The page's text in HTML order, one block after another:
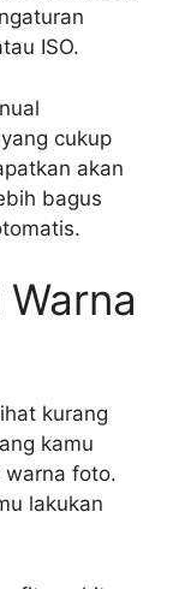
ISO.
cukup
akan
bagus
kurang
kamu
warna foto.
lakukan